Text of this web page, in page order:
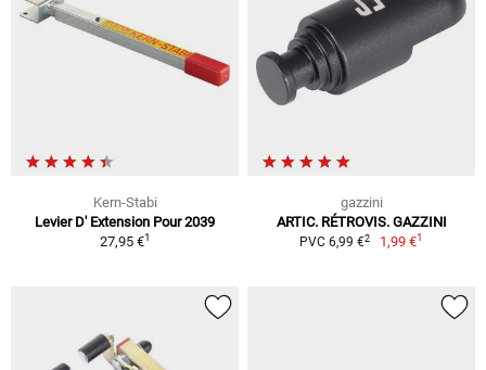
Kern-Stabi
Levier D' Extension Pour 2039
27,95 €1
gazzini
ARTIC. RÉTROVIS. GAZZINI
PVC 6,99 €2 1,99 €1